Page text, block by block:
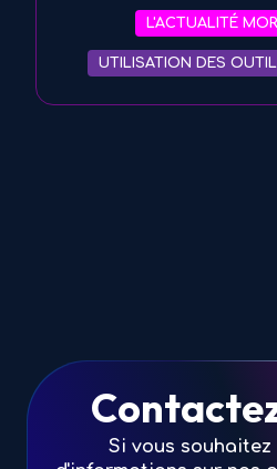
L'ACTUALITÉ
UTILISATION DES
Si vous